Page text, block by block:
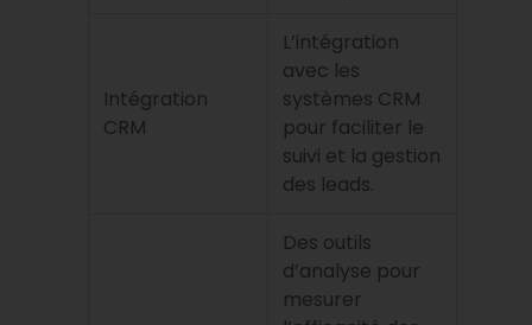
Intégration
CRM
L’intégration
avec les
systèmes CRM
pour faciliter le
suivi et la gestion
des leads.
Des outils
d’analyse pour
mesurer